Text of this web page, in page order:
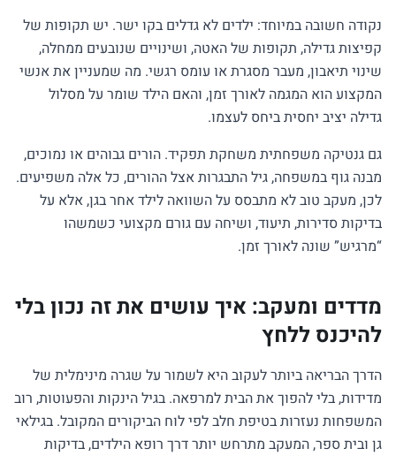
נקודה חשובה במיוחד: ילדים לא גדלים בקו ישר. יש תקופות של
קפיצות גדילה, תקופות של האטה, ושינויים שנובעים ממחלה,
שינוי תיאבון, מעבר מסגרת או עומס רגשי. מה שמעניין את אנשי
המקצוע הוא המגמה לאורך זמן, והאם הילד שומר על מסלול
גדילה יציב יחסית ביחס לעצמו.
גם גנטיקה משפחתית משחקת תפקיד. הורים גבוהים או נמוכים,
מבנה גוף במשפחה, גיל התבגרות אצל ההורים, כל אלה משפיעים.
לכן, מעקב טוב לא מתבסס על השוואה לילד אחר בגן, אלא על
בדיקות סדירות, תיעוד, ושיחה עם גורם מקצועי כשמשהו
“מרגיש” שונה לאורך זמן.
מדדים ומעקב: איך עושים את זה נכון בלי
להיכנס ללחץ
הדרך הבריאה ביותר לעקוב היא לשמור על שגרה מינימלית של
מדידות, בלי להפוך את הבית למרפאה. בגיל הינקות והפעוטות, רוב
המשפחות נעזרות בטיפת חלב לפי לוח הביקורים המקובל. בגילאי
גן ובית ספר, המעקב מתרחש יותר דרך רופא הילדים, בדיקות